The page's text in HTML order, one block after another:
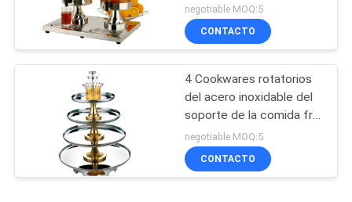
Equipos de la
transformación de
los alimentos
negotiable MOQ:5
CONTACTO
4 Cookwares rotatorios
del acero inoxidable del
soporte de la comida fría
de la grada para los
mariscos
negotiable MOQ:5
CONTACTO